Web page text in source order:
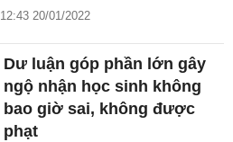
12:43 20/01/2022
Dư luận góp phần lớn gây
ngộ nhận học sinh không
bao giờ sai, không được
phạt